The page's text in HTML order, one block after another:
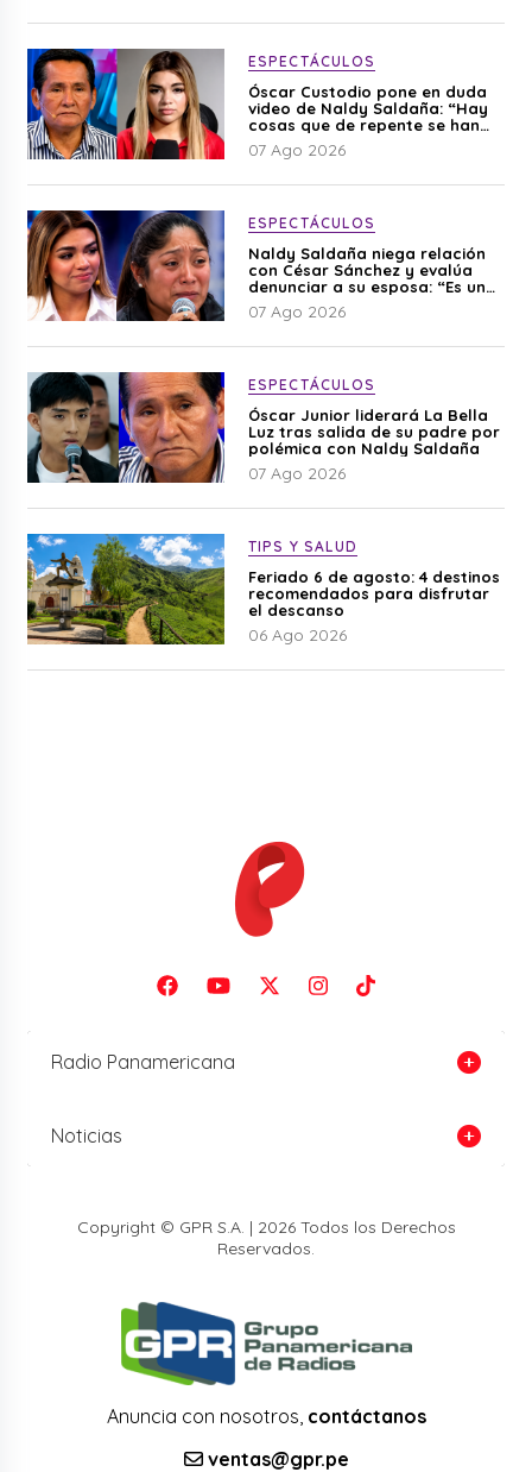
ESPECTÁCULOS
Óscar Custodio pone en duda
video de Naldy Saldaña: “Hay
cosas que de repente se han
editado”
07 Ago 2026
ESPECTÁCULOS
Naldy Saldaña niega relación
con César Sánchez y evalúa
denunciar a su esposa: “Es una
difamación”
07 Ago 2026
ESPECTÁCULOS
Óscar Junior liderará La Bella
Luz tras salida de su padre por
polémica con Naldy Saldaña
07 Ago 2026
TIPS Y SALUD
Feriado 6 de agosto: 4 destinos
recomendados para disfrutar
el descanso
06 Ago 2026
Radio Panamericana
Noticias
Copyright © GPR S.A. | 2026 Todos los Derechos
Reservados.
Anuncia con nosotros, contáctanos
ventas@gpr.pe